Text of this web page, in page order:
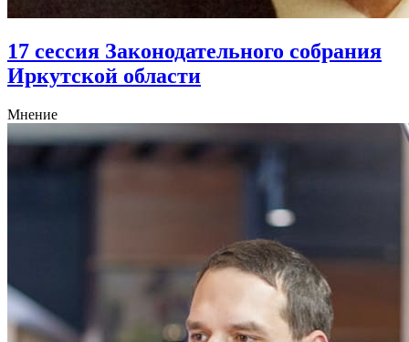
17 сессия Законодательного собрания
Иркутской области
Мнение